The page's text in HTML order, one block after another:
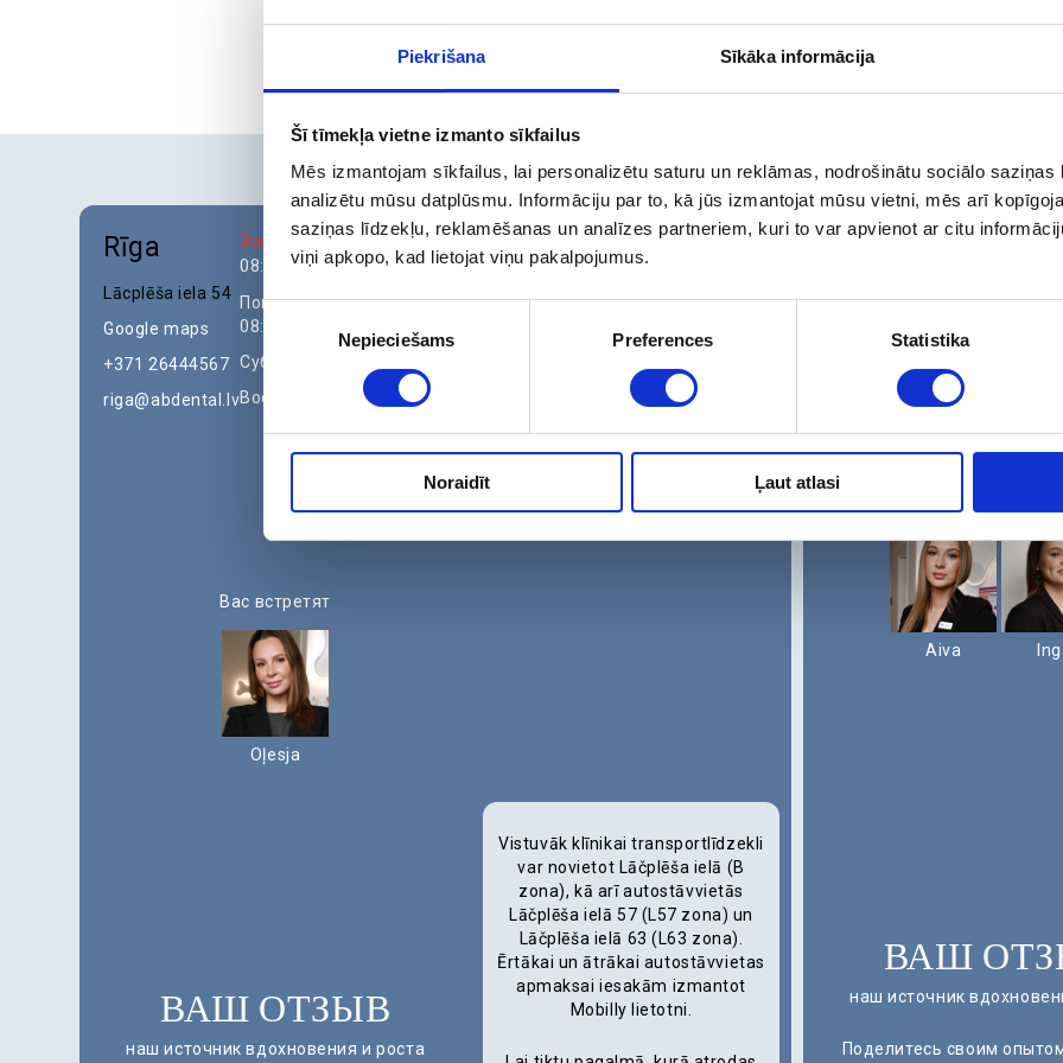
Piekrišana Sīkāka informācija
Šī tīmekļa vietne izmanto sīkfailus
Mēs izmantojam sīkfailus, lai personalizētu saturu un reklāmas, nodrošinātu sociālo
analizētu mūsu datplūsmu. Informāciju par to, kā jūs izmantojat mūsu vietni, mēs arī
saziņas līdzekļu, reklamēšanas un analīzes partneriem, kuri to var apvienot ar citu
viņi apkopo, kad lietojat viņu pakalpojumus.
Piekrišanas
Nepieciešams Preferences Statistika
Noraidīt Ļaut atlasi
Rīga
Lācplēša iela 54
Google maps
+371 26444567
riga@abdental.lv
Закрыто- откроется в
08:30
Понедельник - Пятница:
08:30-19:30
Суббота: Закрыто
Воскресенье: Закрыто
Вас встретят
Oļesja
ВАШ ОТЗЫВ
наш источник вдохновения и роста
Vistuvāk klīnikai transportlīdzekli
var novietot Lāčplēša ielā (B
zona), kā arī autostāvvietās
Lāčplēša ielā 57 (L57 zona) un
Lāčplēša ielā 63 (L63 zona).
Ērtākai un ātrākai autostāvvietas
apmaksai iesakām izmantot
Mobilly lietotni.
Mārupe
+371 27887893
marupe@abdental.lv
Aiva
ВАШ
наш источник
Поделитесь своим